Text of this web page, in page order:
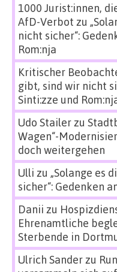
1000 Jurist:innen,
AfD-Verbot zu
nicht sicher“:
Rom:nja
Kritischer
gibt, sind wir nicht
Sinti:zze und
Udo Stailerzu
Wagen“-
doch weitergehen
Ulli zu „Solange es
sicher“: Gedenken
Danii zu
Ehrenamtliche
Sterbende in
Ulrich Sanderzu